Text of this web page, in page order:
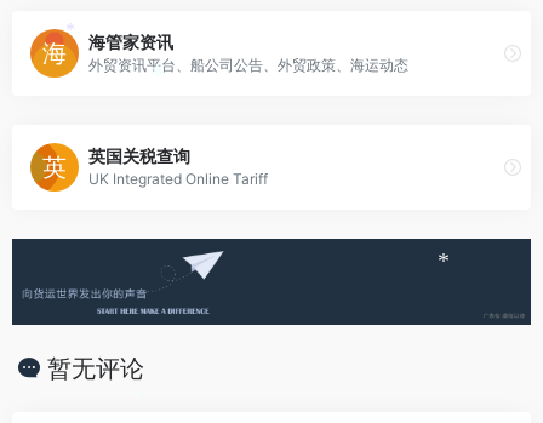
海管家资讯
外贸资讯平台、船公司公告、外贸政策、海运动态
英国关税查询
UK Integrated Online Tariff
暂无评论
*